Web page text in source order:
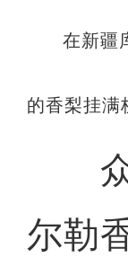
在新疆
的香梨挂
众
尔勒